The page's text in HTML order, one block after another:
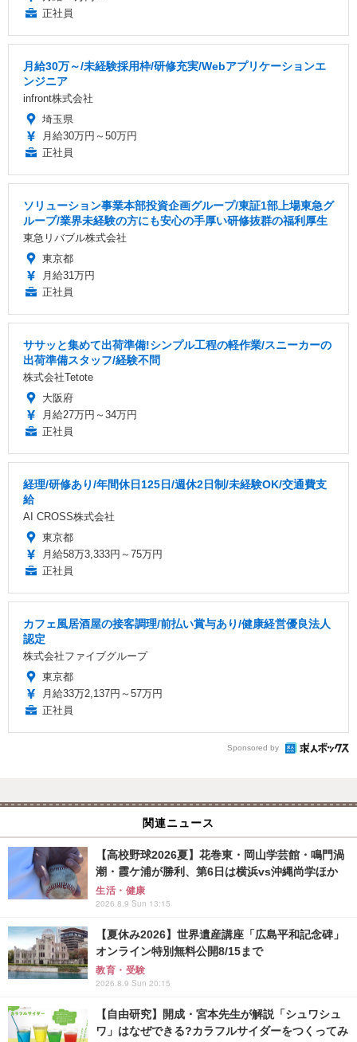
正社員
月給30万～/未経験採用枠/研修充実/Webアプリケーションエ
ンジニア
infront株式会社
埼玉県
月給30万円～50万円
正社員
ソリューション事業本部投資企画グループ/東証1部上場東急グ
ループ/業界未経験の方にも安心の手厚い研修抜群の福利厚生
東急リバブル株式会社
東京都
月給31万円
正社員
ササッと集めて出荷準備!シンプル工程の軽作業/スニーカーの
出荷準備スタッフ/経験不問
株式会社Tetote
大阪府
月給27万円～34万円
正社員
経理/研修あり/年間休日125日/週休2日制/未経験OK/交通費支
給
AI CROSS株式会社
東京都
月給58万3,333円～75万円
正社員
カフェ風居酒屋の接客調理/前払い賞与あり/健康経営優良法人
認定
株式会社ファイブグループ
東京都
月給33万2,137円～57万円
正社員
Sponsored by
関連ニュース
【高校野球2026夏】花巻東・岡山学芸館・鳴門渦
潮・霞ケ浦が勝利、第6日は横浜vs沖縄尚学ほか
生活・健康
2026.8.9 Sun 13:15
【夏休み2026】世界遺産講座「広島平和記念碑」
オンライン特別無料公開8/15まで
教育・受験
2026.8.9 Sun 20:15
【自由研究】開成・宮本先生が解説「シュワシュ
ワ」はなぜできる?カラフルサイダーをつくってみ